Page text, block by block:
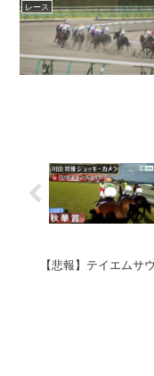
レース
【悲報】テイエムサ